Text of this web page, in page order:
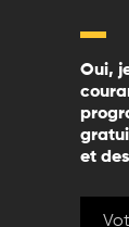
Oui,
et